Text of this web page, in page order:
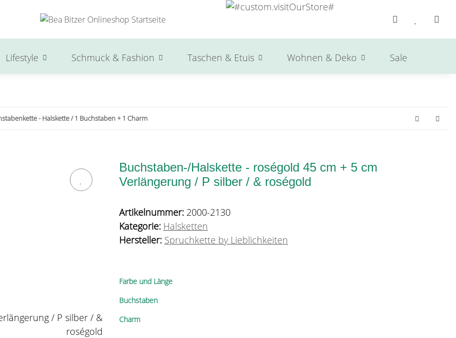
Lifestyle Schmuck & Fashion Taschen & Etuis Wohnen & Deko Sale
- Halskette / 1 Buchstaben + 1 Charm
Buchstaben-/Halskette - roségold 45 cm + 5 cm
Verlängerung / P silber / & roségold
Artikelnummer: 2000-2130
Kategorie: Halsketten
Hersteller: Spruchkette by Lieblichkeiten
Farbe und Länge
Buchstaben
Charm